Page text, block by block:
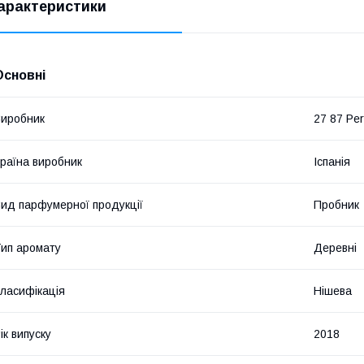
27 87
виробник Іспанія
парфумерної продукції Пробник
аромату Деревні
Нішева
випуску 2018